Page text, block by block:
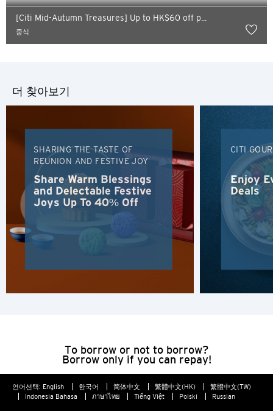
[Citi Mid-Autumn Treasures] Up to HK$60 off p...
중식
더 찾아보기
SHARING THE TASTE OF
REUNION AND FESTIVE JOY
Share Warm Blessings
and Delectable Festive
Joys Up To 40% Off
CITI
Enjoy
Deals
To borrow or not to borrow?
Borrow only if you can repay!
언어선택: English 한국어 简体中文 繁體中文(HK)
繁體中文(TW)
Indonesia Bahasa
ภาษาไทย Tiếng Việt Polski Russian
선호 언어
도쿄, 일본
방콕, 태국
시드니, 호주
싱가포르
홍콩
주룽, 홍콩
N